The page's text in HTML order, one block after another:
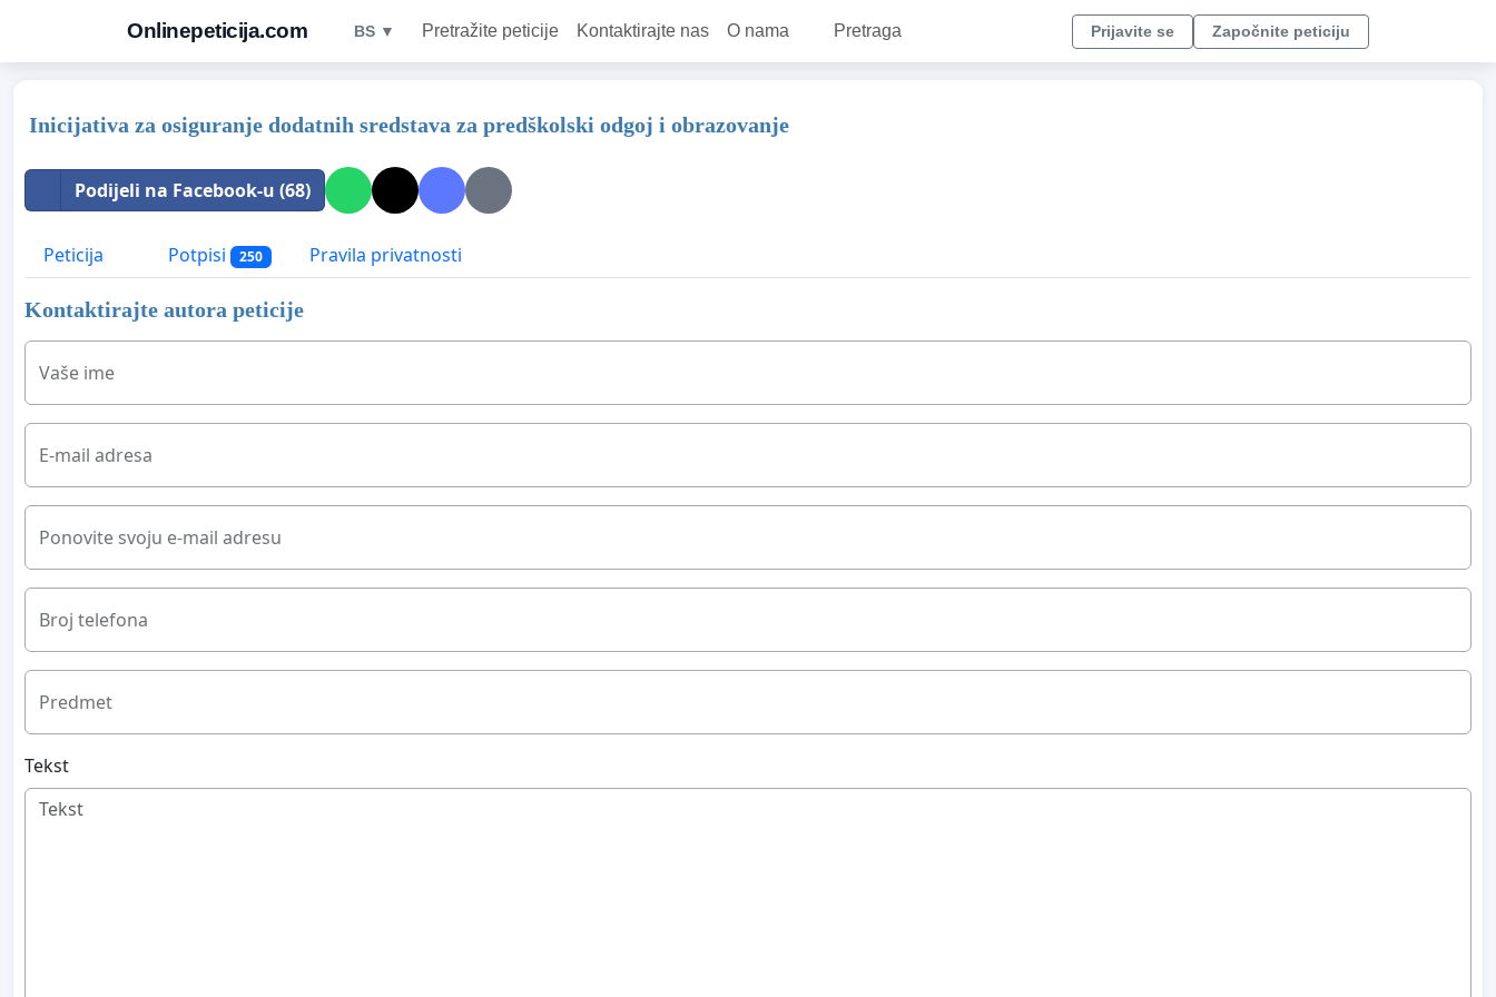
Onlinepeticija.com BS ▼ Pretražite peticije Kontaktirajte nas O nama Pretraga Prijavite se Započnite peticiju
Inicijativa za osiguranje dodatnih sredstava za predškolski odgoj i obrazovanje
Podijeli na Facebook-u (68)
Peticija Potpisi 250 Pravila privatnosti
Kontaktirajte autora peticije
Vaše ime
E-mail adresa
Ponovite svoju e-mail adresu
Broj telefona
Predmet
Tekst